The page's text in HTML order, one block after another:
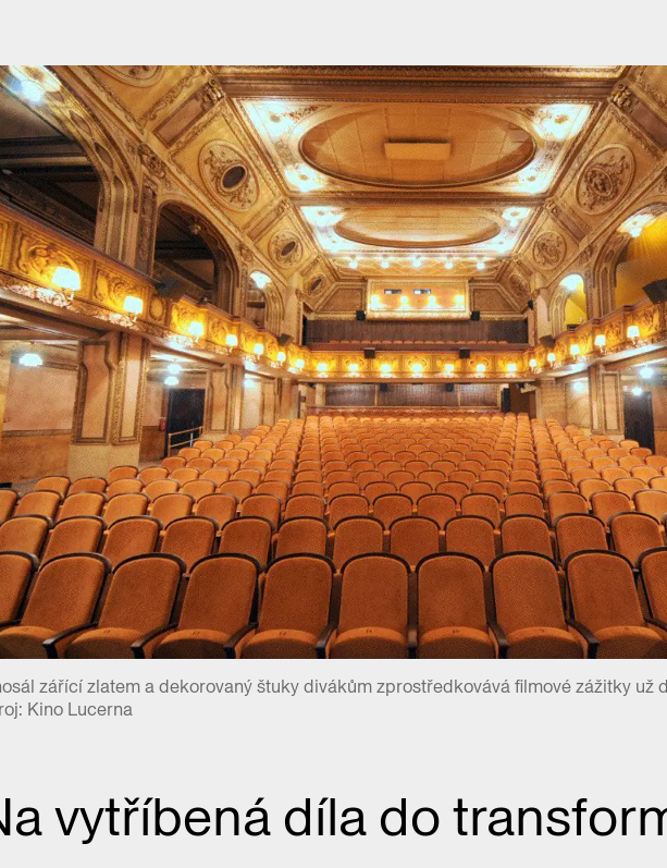
zářící zlatem a dekorovaný štuky divákům zprostředkovává filmové zážitky už
Kino Lucerna
vytříbená díla do